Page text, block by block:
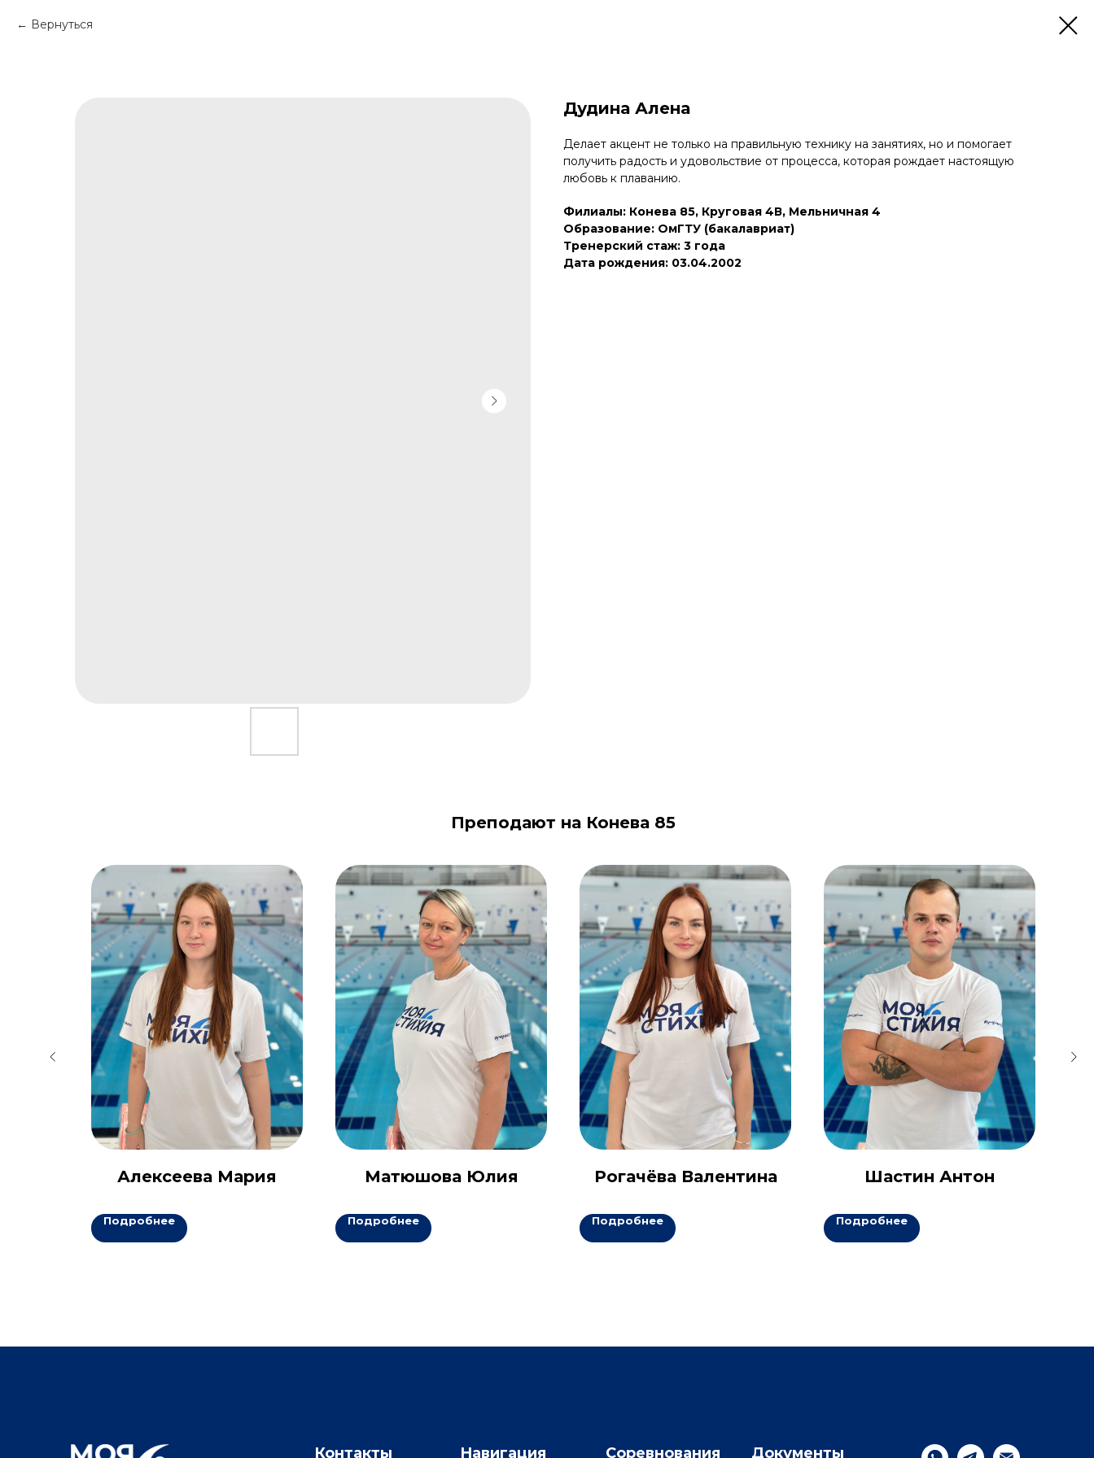
Вернуться
Дудина Алена
Делает акцент не только на правильную технику на занятиях, но и помогает
получить радость и удовольствие от процесса, которая рождает настоящую
любовь к плаванию.
Филиалы: Конева 85, Круговая 4В, Мельничная 4
Образование: ОмГТУ (бакалавриат)
Тренерский стаж: 3 года
Дата рождения: 03.04.2002
Преподают на Конева 85
Алексеева Мария
Подробнее
Матюшова Юлия
Подробнее
Рогачёва Валентина
Подробнее
Шастин Антон
Подробнее
Контакты Навигация Соревнования Документы